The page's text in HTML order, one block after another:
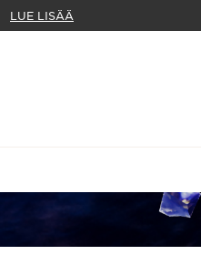
LUE LISÄÄ